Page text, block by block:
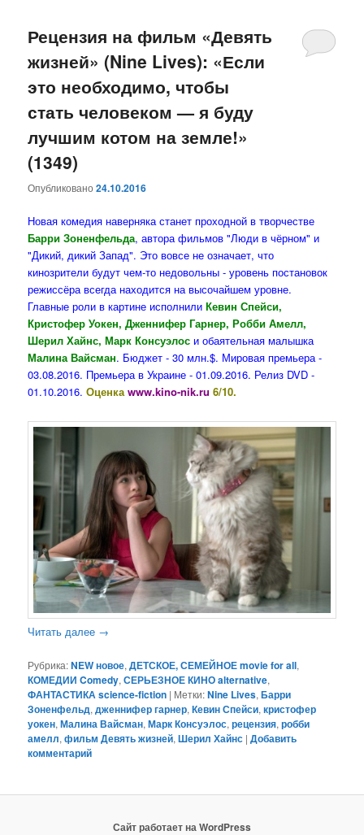
Рецензия на фильм «Девять
жизней» (Nine Lives): «Если
это необходимо, чтобы
стать человеком — я буду
лучшим котом на земле!»
(1349)
Опубликовано24.10.2016
Новая комедия наверняка станет проходной в творчестве
Барри Зоненфельда, автора фильмов "Люди в чёрном" и
"Дикий, дикий Запад". Это вовсе не означает, что
кинозрители будут чем-то недовольны - уровень постановок
режиссёра всегда находится на высочайшем уровне.
Главные роли в картине исполнилиКевин Спейси,
Кристофер Уокен, Дженнифер Гарнер, Робби Амелл,
Шерил Хайнс, Марк Консуэлос и обаятельная малышка
Малина Вайсман. Бюджет - 30 млн.$. Мировая премьера -
03.08.2016. Премьера в Украине - 01.09.2016. Релиз DVD -
01.10.2016. Оценкаwww.kino-nik.ru 6/10.
Читать далее →
Рубрика:NEW новое,ДЕТСКОЕ, СЕМЕЙНОЕ movie for all,
КОМЕДИИ Comedy,СЕРЬЕЗНОЕ КИНО alternative,
ФАНТАСТИКА science-fiction | Метки:Nine Lives,Барри
Зоненфельд,дженнифер гарнер,Кевин Спейси,кристофер
уокен,Малина Вайсман,Марк Консуэлос,рецензия,робби
амелл,фильм Девять жизней,Шерил Хайнс |Добавить
комментарий
Сайт работает на WordPress